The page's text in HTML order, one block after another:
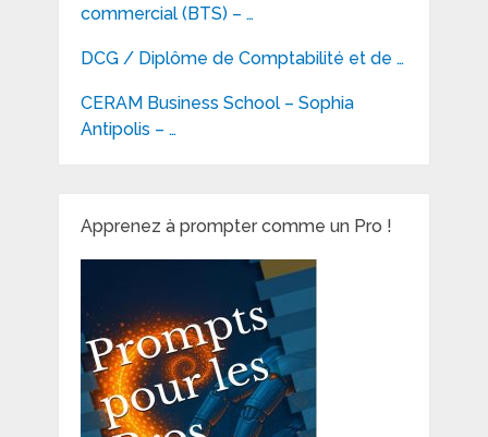
commercial (BTS) – …
DCG / Diplôme de Comptabilité et de …
CERAM Business School – Sophia
Antipolis – …
Apprenez à prompter comme un Pro !